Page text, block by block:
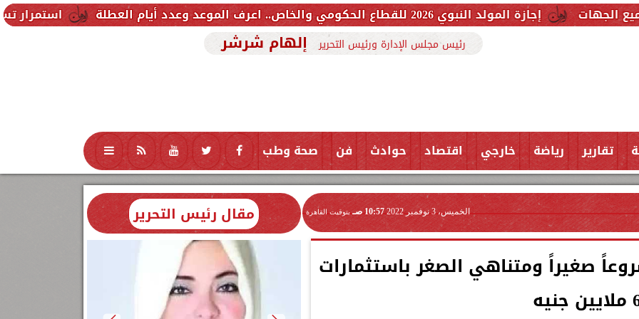
استمرار تسجيل رغبات إجازة المولد النبوي 2026 للقطاع الحكومي والخاص.. اعرف الموعد وعدد أيام العطلة
رئيس مجلس الإدارة ورئيس التحرير إلهام شرشر
تقارير رياضة خارجي اقتصاد حوادث فن صحة وطب تكنولوجيا منوعات محافظات
الخميس، 3 نوفمبر 2022 10:57 صـ بتوقيت القاهرة
تمويل 394 مشروعاً صغيراً ومتناهي الصغر باستثمارات
جنيه
مقال رئيس التحرير